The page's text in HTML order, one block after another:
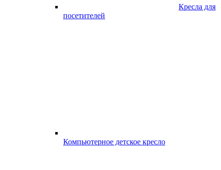
Кресла для
посетителей
Компьютерное детское кресло